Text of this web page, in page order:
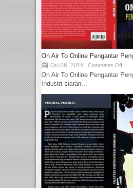
On Air To Online Pengantar
Oct 06, 2016 Comments Off
On Air To Online Pengantar
Industri siaran...